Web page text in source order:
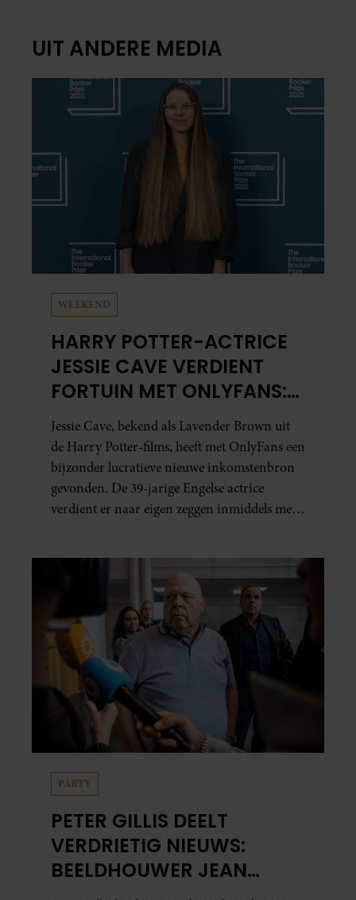
UIT ANDERE MEDIA
WEEKEND
HARRY POTTER-ACTRICE
JESSIE CAVE VERDIENT
FORTUIN MET ONLYFANS:
‘MEER DAN IN HELE
ACTEERCARRIÈRE’
Jessie Cave, bekend als Lavender Brown uit
de Harry Potter-films, heeft met OnlyFans een
bijzonder lucratieve nieuwe inkomstenbron
gevonden. De 39-jarige Engelse actrice
verdient er naar eigen zeggen inmiddels meer
PARTY
PETER GILLIS DEELT
VERDRIETIG NIEUWS:
BEELDHOUWER JEAN